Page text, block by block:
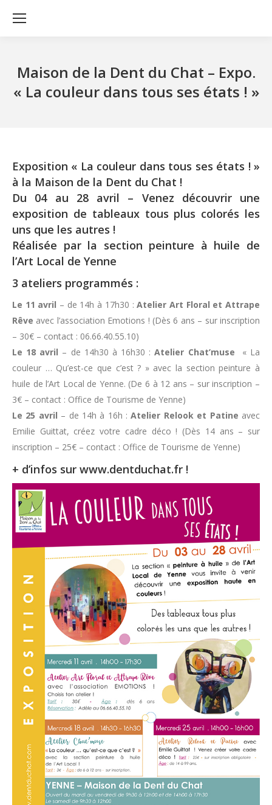
Maison de la Dent du Chat – Expo.
« La couleur dans tous ses états ! »
Exposition « La couleur dans tous ses états ! »
à la Maison de la Dent du Chat !
Du 04 au 28 avril – Venez découvrir une
exposition de tableaux tous plus colorés les
uns que les autres !
Réalisée par la section peinture à huile de
l’Art Local de Yenne
3 ateliers programmés :
Le 11 avril – de 14h à 17h30 :Atelier Art Floral et Attrape
Rêve avec l’association Emotions ! (Dès 6 ans – sur inscription
– 30€ – contact : 06.66.40.55.10)
Le 18 avril – de 14h30 à 16h30 :Atelier Chat’muse « La
couleur … Qu’est-ce que c’est ? » avec la section peinture à
huile de l’Art Local de Yenne. (De 6 à 12 ans – sur inscription –
3€ – contact : Office de Tourisme de Yenne)
Le 25 avril – de 14h à 16h :Atelier Relook et Patine avec
Emilie Guittat, créez votre cadre déco ! (Dès 14 ans – sur
inscription – 25€ – contact : Office de Tourisme de Yenne)
+ d’infos sur www.dentduchat.fr !